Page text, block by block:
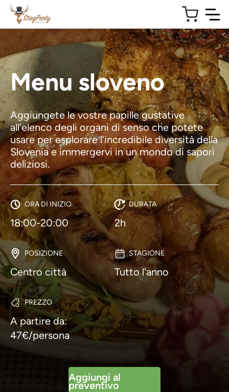
Menu sloveno
Aggiungete le vostre papille gustative
all'elenco degli organi di senso che potete
usare per esplorare l'incredibile diversità della
Slovenia e immergervi in un mondo di sapori
deliziosi.
ORA DI INIZIO
18:00-20:00
DURATA
2h
POSIZIONE
Centro città
STAGIONE
Tutto l'anno
PREZZO
A partire da:
47€/persona
Aggiungi al
preventivo